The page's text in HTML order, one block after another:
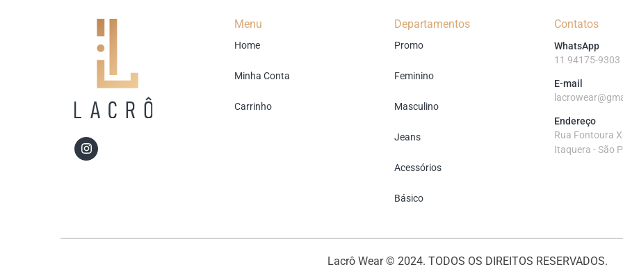
Menu
Home
Minha Conta
Carrinho
Departamentos
Promo
Feminino
Masculino
Jeans
Acessórios
Básico
Contatos
WhatsApp
11 94175-9303
E-mail
Endereço
Rua Fontoura
Itaquera - São
Lacrô Wear © 2024. TODOS OS DIREITOS RESERVADOS.